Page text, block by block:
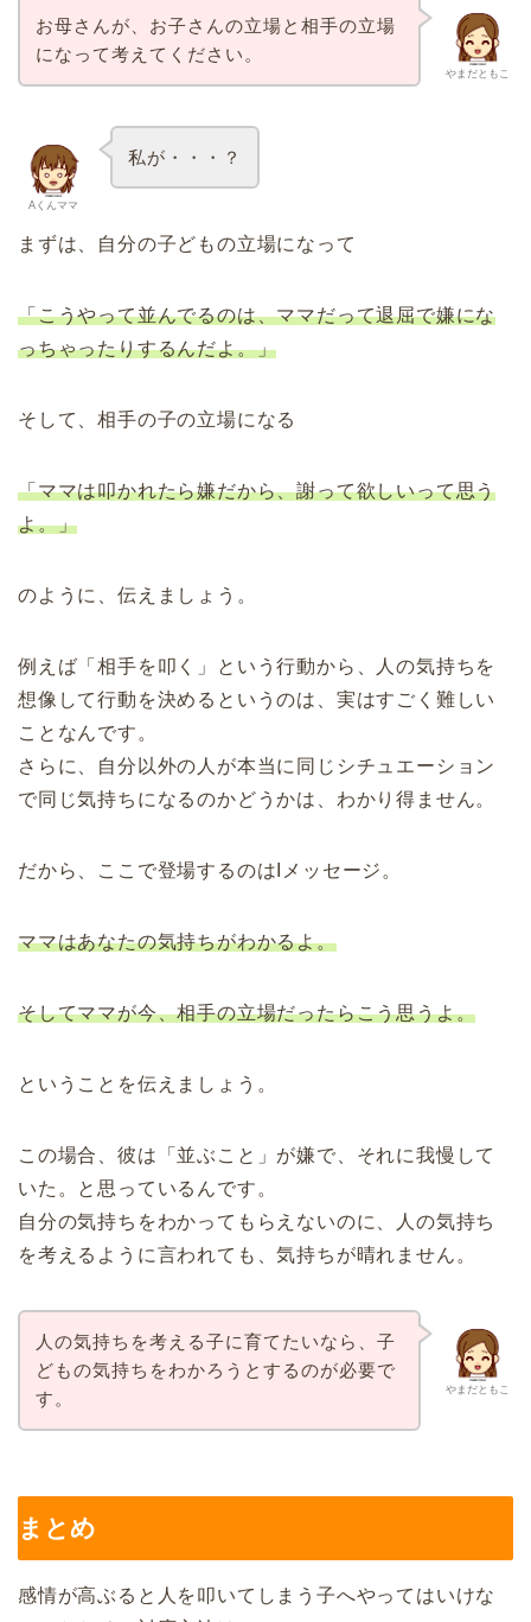
やまだともこ
お母さんが、お子さんの立場と相手の立場
になって考えてください。
Aくんママ
私が・・・？
まずは、自分の子どもの立場になって
「こうやって並んでるのは、ママだって退屈で嫌にな
っちゃったりするんだよ。」
そして、相手の子の立場になる
「ママは叩かれたら嫌だから、謝って欲しいって思う
よ。」
のように、伝えましょう。
例えば「相手を叩く」という行動から、人の気持ちを
想像して行動を決めるというのは、実はすごく難しい
ことなんです。
さらに、自分以外の人が本当に同じシチュエーション
で同じ気持ちになるのかどうかは、わかり得ません。
だから、ここで登場するのはIメッセージ。
ママはあなたの気持ちがわかるよ。
そしてママが今、相手の立場だったらこう思うよ。
ということを伝えましょう。
この場合、彼は「並ぶこと」が嫌で、それに我慢して
いた。と思っているんです。
自分の気持ちをわかってもらえないのに、人の気持ち
を考えるように言われても、気持ちが晴れません。
やまだともこ
人の気持ちを考える子に育てたいなら、子
どもの気持ちをわかろうとするのが必要で
す。
まとめ
感情が高ぶると人を叩いてしまう子へやってはいけな